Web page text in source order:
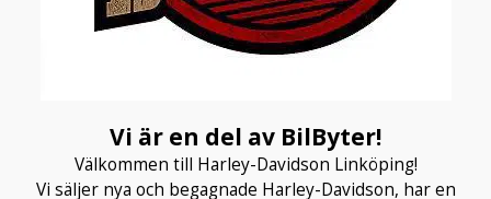
Vi är en del av BilByter!
Välkommen till Harley-Davidson Linköping!
Vi säljer nya och begagnade Harley-Davidson, har en